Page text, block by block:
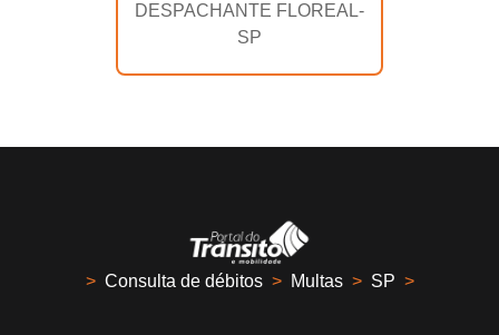
DESPACHANTE FLOREAL-
SP
> Consulta de débitos > Multas > SP >